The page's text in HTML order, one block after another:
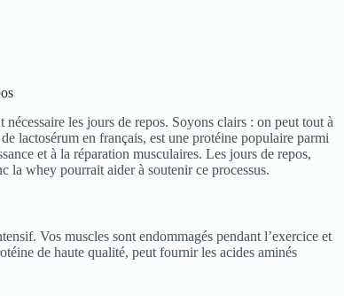
les jours de repos. Soyons clairs : on peut tout à
lactosérum en français, est une protéine populaire parmi
et à la réparation musculaires. Les jours de repos,
la whey pourrait aider à soutenir ce processus.
Vos muscles sont endommagés pendant l’exercice et
de haute qualité, peut fournir les acides aminés